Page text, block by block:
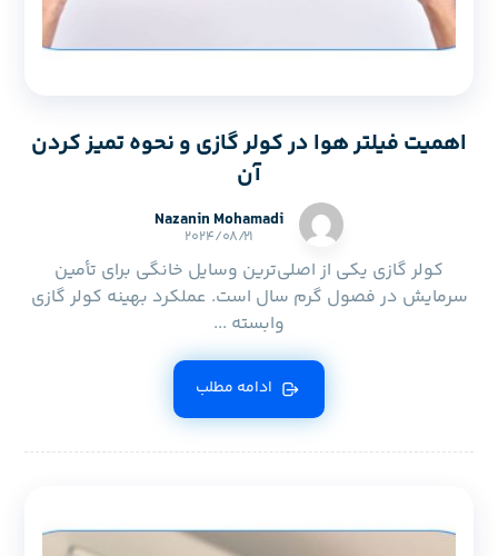
اهمیت فیلتر هوا در کولر گازی و نحوه تمیز کردن
آن
Nazanin Mohamadi
۲۰۲۴/۰۸/۲۱
کولر گازی یکی از اصلی‌ترین وسایل خانگی برای تأمین
سرمایش در فصول گرم سال است. عملکرد بهینه کولر گازی
وابسته ...
ادامه مطلب